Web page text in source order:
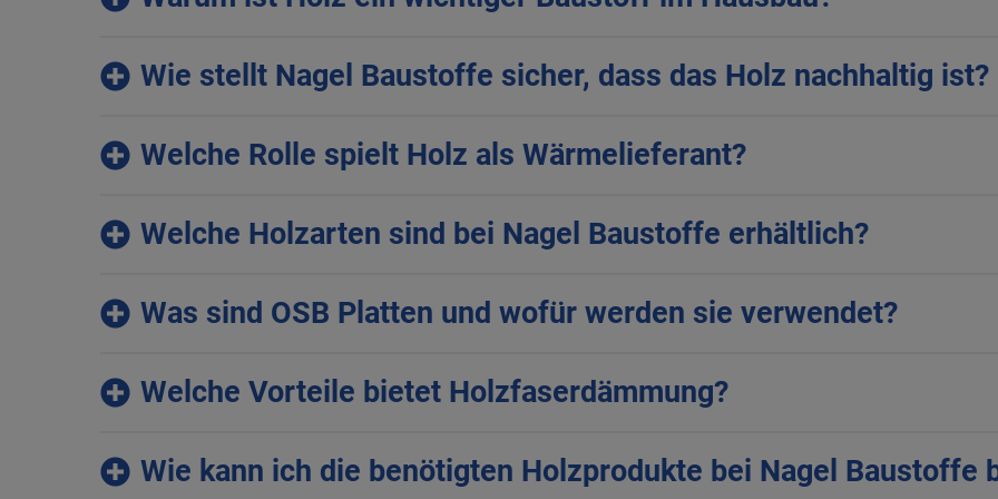
Wie stellt Nagel Baustoffe sicher, dass das Holz nachhaltig ist?
Welche Rolle spielt Holz als Wärmelieferant?
Welche Holzarten sind bei Nagel Baustoffe erhältlich?
Was sind OSB Platten und wofür werden sie verwendet?
Welche Vorteile bietet Holzfaserdämmung?
Wie kann ich die benötigten Holzprodukte bei Nagel Baustoffe